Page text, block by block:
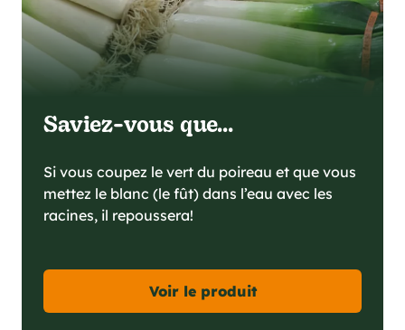
Saviez-vous que...
Si vous coupez le vert du poireau et que vous
mettez le blanc (le fût) dans l’eau avec les
racines, il repoussera!
Voir le produit